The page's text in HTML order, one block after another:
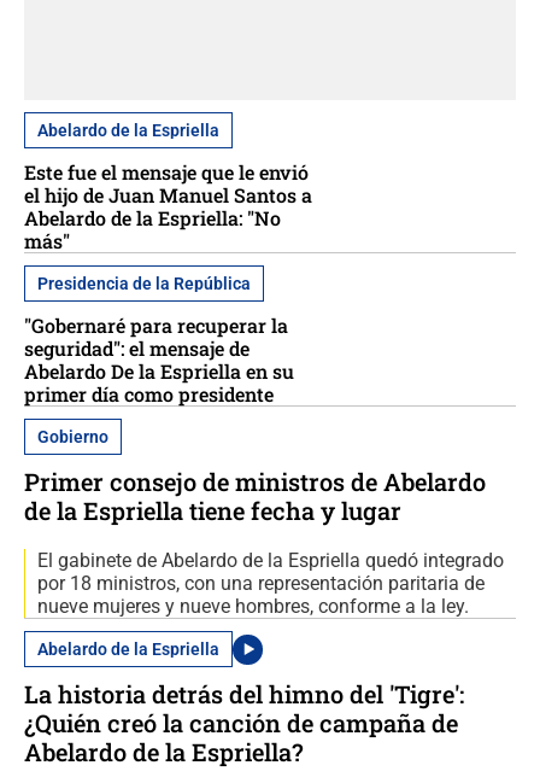
Abelardo de la Espriella
Este fue el mensaje que le envió
el hijo de Juan Manuel Santos a
Abelardo de la Espriella: "No
más"
Presidencia de la República
"Gobernaré para recuperar la
seguridad": el mensaje de
Abelardo De la Espriella en su
primer día como presidente
Gobierno
Primer consejo de ministros de Abelardo
de la Espriella tiene fecha y lugar
El gabinete de Abelardo de la Espriella quedó integrado
por 18 ministros, con una representación paritaria de
nueve mujeres y nueve hombres, conforme a la ley.
Abelardo de la Espriella
La historia detrás del himno del 'Tigre':
¿Quién creó la canción de campaña de
Abelardo de la Espriella?